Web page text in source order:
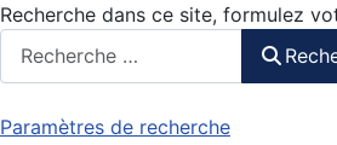
Recherche dans ce site, formulez
Paramètres de recherche